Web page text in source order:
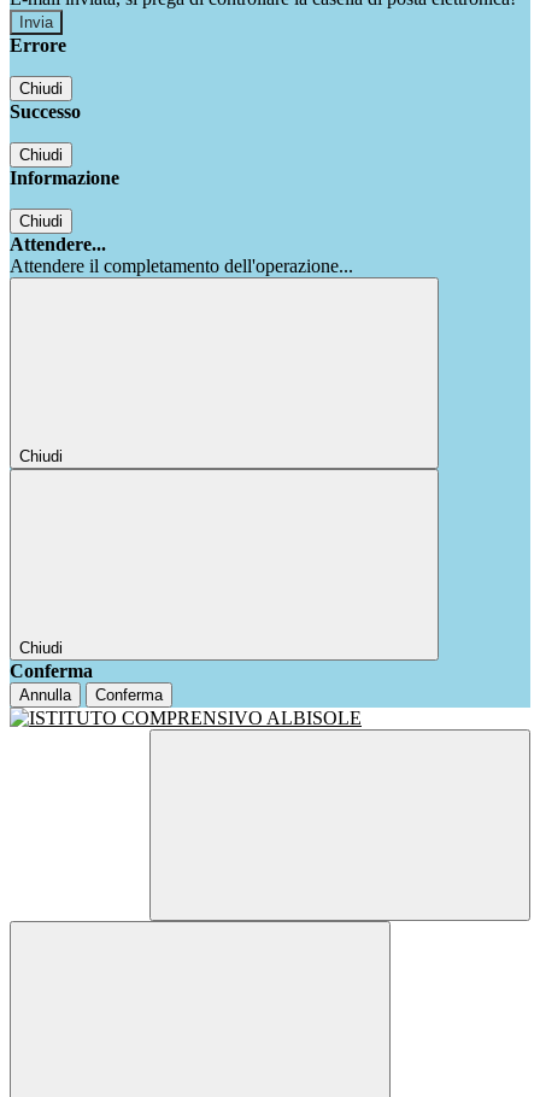
Errore
Chiudi
Successo
Chiudi
Informazione
Chiudi
Attendere...
Attendere il completamento dell'operazione...
Chiudi
Chiudi
Conferma
Annulla Conferma